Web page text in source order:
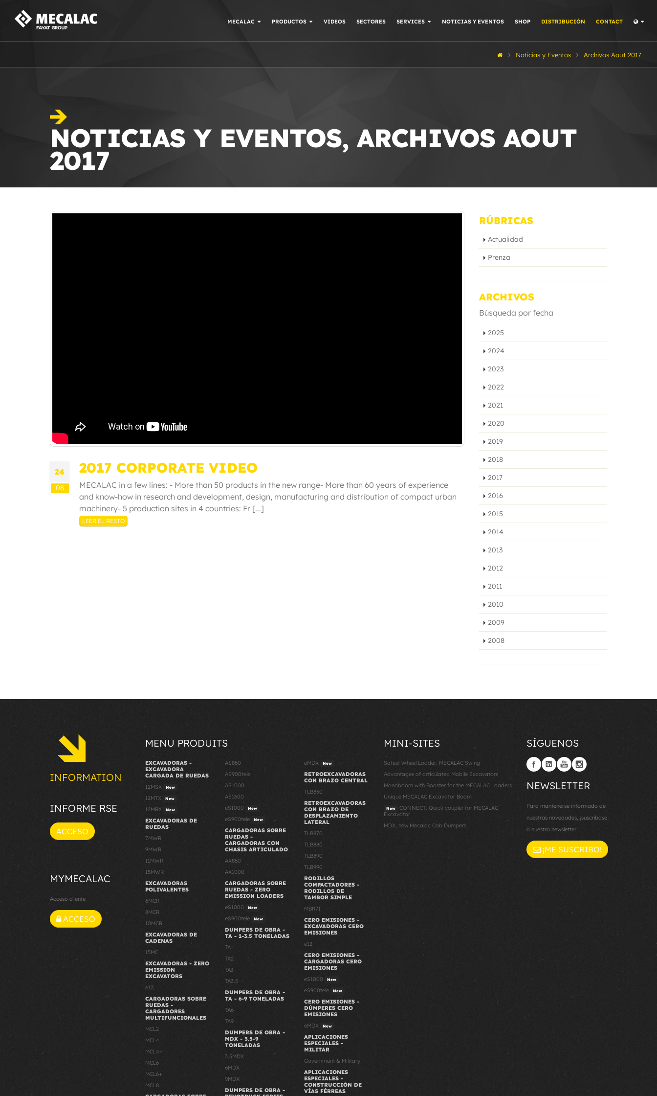
MECALAC PRODUCTOS VIDEOS SECTORES SERVICES NOTICIAS Y EVENTOS SHOP DISTRIBUCIÓN CONTACT
Noticias y Eventos Archivos Aout 2017
NOTICIAS Y EVENTOS, ARCHIVOS AOUT
2017
24
08
2017 CORPORATE VIDEO
MECALAC in a few lines: - More than 50 products in the new range- More than 60 years of experience
and know-how in research and development, design, manufacturing and distribution of compact urban
machinery- 5 production sites in 4 countries: Fr [...]
LEER EL RESTO
RÚBRICAS
Actualidad
Prenza
ARCHIVOS
Búsqueda por fecha
2025
2024
2023
2022
2021
2020
2019
2018
2017
2016
2015
2014
2013
2012
2011
2010
2009
2008
INFORMATION
INFORME RSE
ACCESO
MYMECALAC
Acceso cliente
ACCESO
MENU PRODUITS
EXCAVADORAS -
EXCAVADORA
CARGADA DE RUEDAS
12MSX
New
12MTX New
12MRX New
EXCAVADORAS DE
RUEDAS
7MWR
9MWR
11MWR
15MWR
EXCAVADORAS
POLIVALENTES
6MCR
8MCR
10MCR
EXCAVADORAS DE
CADENAS
15MC
EXCAVADORAS - ZERO
EMISSION
EXCAVATORS
e12
CARGADORAS SOBRE
RUEDAS -
CARGADORES
MULTIFUNCIONALES
MCL2
MCL4
MCL4+
MCL6
MCL6+
MCL8
AS850
AS900tele
AS1000
AS1600
eS1000
New
eS900tele New
CARGADORAS SOBRE
RUEDAS -
CARGADORAS CON
CHASIS ARTICULADO
AX850
AX1000
CARGADORAS SOBRE
RUEDAS - ZERO
EMISSION LOADERS
eS1000
New
eS900tele New
DUMPERS DE OBRA -
TA - 1-3.5 TONELADAS
TA1
TA2
TA3
TA3.5
DUMPERS DE OBRA -
TA - 6-9 TONELADAS
TA6
TA9
DUMPERS DE OBRA -
MDX - 3.5-9
TONELADAS
3.5MDX
6MDX
9MDX
DUMPERS DE OBRA -
eMDX New
RETROEXCAVADORAS
CON BRAZO CENTRAL
TLB830
RETROEXCAVADORAS
CON BRAZO DE
DESPLAZAMIENTO
LATERAL
TLB870
TLB880
TLB890
TLB990
RODILLOS
COMPACTADORES -
RODILLOS DE
TAMBOR SIMPLE
MBR71
CERO EMISIONES -
EXCAVADORAS CERO
EMISIONES
e12
CERO EMISIONES -
CARGADORAS CERO
EMISIONES
eS1000
New
eS900tele New
CERO EMISIONES -
DÚMPERES CERO
EMISIONES
eMDX
New
APLICACIONES
ESPECIALES -
MILITAR
Government & Military
APLICACIONES
ESPECIALES -
CONSTRUCCIÓN DE
VÍAS FÉRREAS
MINI-SITES
Safest Wheel Loader: MECALAC Swing
Advantages of articulated Mobile Excavators
Monoboom with Booster for the MECALAC Loaders
Unique MECALAC Excavator Boom
New
CONNECT: Quick coupler for MECALAC
Excavator
MDX, new Mecalac Cab Dumpers
SÍGUENOS
NEWSLETTER
Para mantenerse informado de
nuestras novedades, ¡suscríbase
a nuestra newsletter!
¡ME SUSCRIBO!